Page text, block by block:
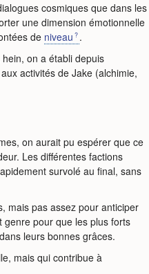
cosmiques que dans les
une dimension émotionnelle
de niveau .
on a établi depuis
activités de Jake (alchimie,
on aurait pu espérer que ce
Les différentes factions
survolé au final, sans
mais pas assez pour anticiper
genre pour que les plus forts
leurs bonnes grâces.
mais qui contribue à